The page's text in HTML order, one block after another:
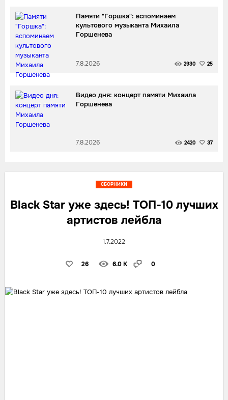
Памяти "Горшка": вспоминаем
культового музыканта Михаила
Горшенева
7.8.2026 2930 25
Видео дня: концерт памяти Михаила
Горшенева
7.8.2026 2420 37
Black Star уже здесь! ТОП-10 лучших
артистов лейбла
1.7.2022
26 6.0 K 0
СБОРНИКИ